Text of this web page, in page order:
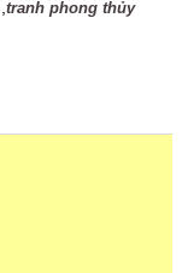
,tranh phong thủy